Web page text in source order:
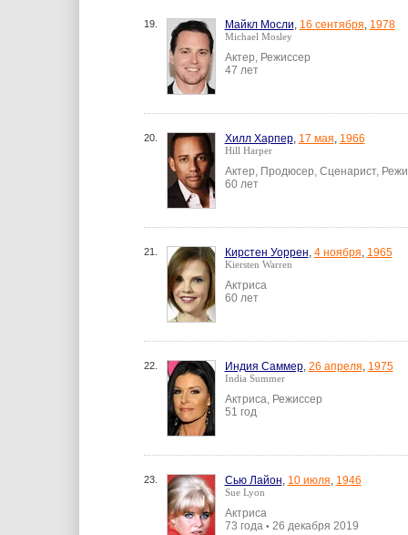
19. Майкл Мосли, 16 сентября, 1978
Michael Mosley
Актер, Режиссер
47 лет
20. Хилл Харпер, 17 мая, 1966
Hill Harper
Актер, Продюсер, Сценарист,
60 лет
21. Кирстен Уоррен, 4 ноября, 1965
Kiersten Warren
Актриса
60 лет
22. Индия Саммер, 26 апреля, 1975
India Summer
Актриса, Режиссер
51 год
23. Сью Лайон, 10 июля, 1946
Sue Lyon
Актриса
73 года • 26 декабря 2019